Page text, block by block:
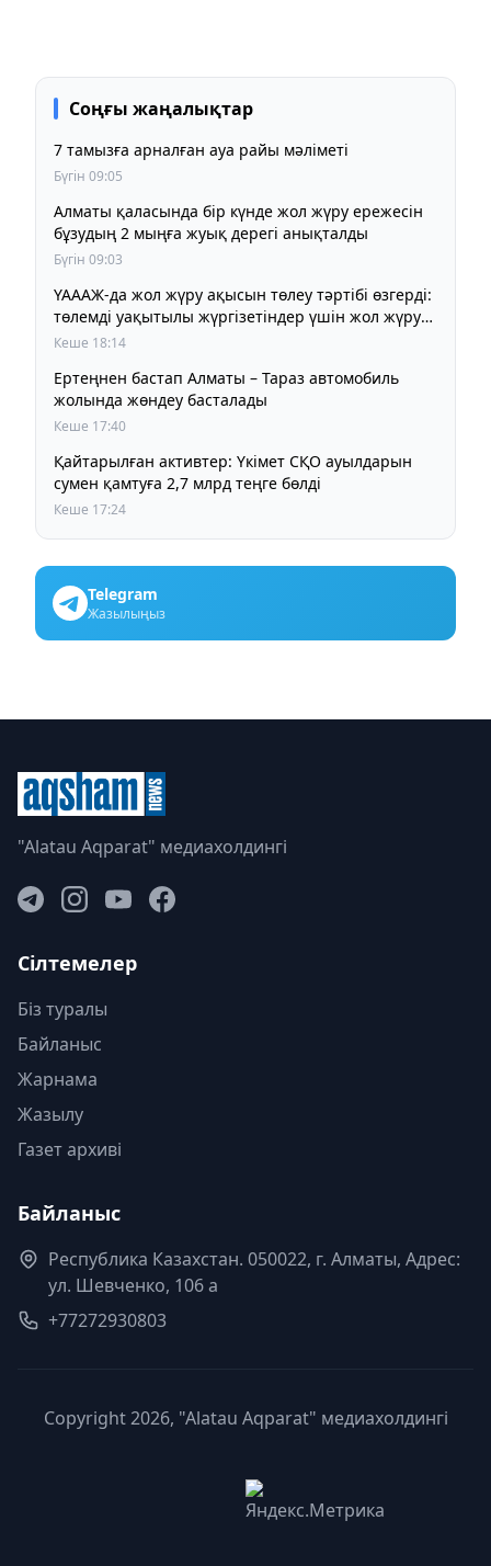
Соңғы жаңалықтар
7 тамызға арналған ауа райы мәліметі
Бүгін 09:05
Алматы қаласында бір күнде жол жүру ережесін
бұзудың 2 мыңға жуық дерегі анықталды
Бүгін 09:03
ҮАААЖ-да жол жүру ақысын төлеу тәртібі өзгерді:
төлемді уақытылы жүргізетіндер үшін жол жүру
құны бұрынғы деңгейде сақталады
Кеше 18:14
Ертеңнен бастап Алматы – Тараз автомобиль
жолында жөндеу басталады
Кеше 17:40
Қайтарылған активтер: Үкімет СҚО ауылдарын
сумен қамтуға 2,7 млрд теңге бөлді
Кеше 17:24
Telegram
Жазылыңыз
"Alatau Aqparat" медиахолдингі
Сілтемелер
Біз туралы
Байланыс
Жарнама
Жазылу
Газет архиві
Байланыс
Республика Казахстан. 050022, г. Алматы, Адрес:
ул. Шевченко, 106 а
+77272930803
Copyright 2026, "Alatau Aqparat" медиахолдингі